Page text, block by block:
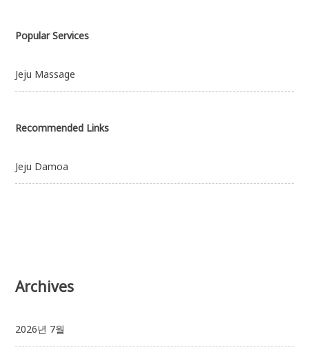
Popular Services
Jeju Massage
Recommended Links
Jeju Damoa
Archives
2026년 7월